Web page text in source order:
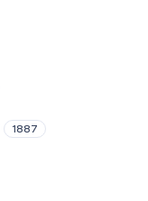
1887